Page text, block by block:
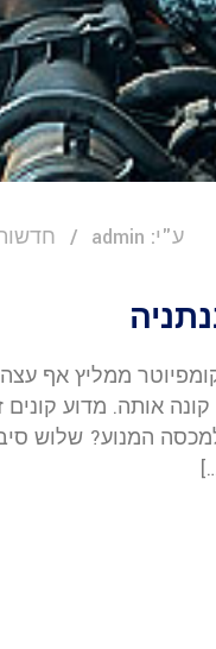
ע"י: admin
ממליץ אף
אותה. מדוע קונים
המנוע? שלוש